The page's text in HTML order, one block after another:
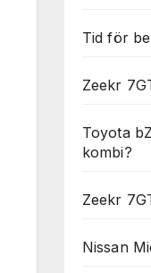
Tid för
Zeekr
Toyota
kombi?
Zeekr
Nissan